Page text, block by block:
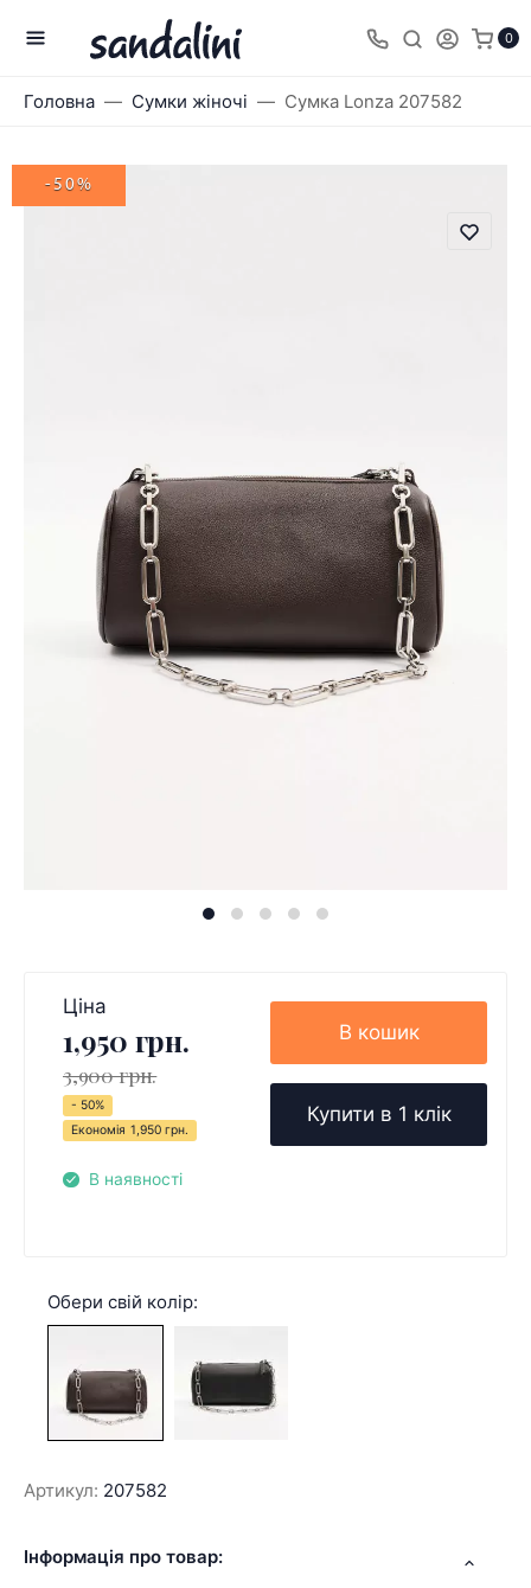
0
Головна Сумки жіночі Сумка Lonza 207582
-50%
Ціна
1,950 грн.
3,900 грн.
- 50%
Економія 1,950 грн.
В наявності
В кошик
Купити в 1 клік
Обери свій колір:
Артикул: 207582
Інформація про товар: